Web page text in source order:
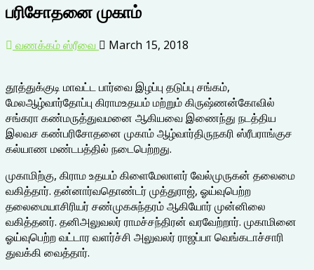
பரிசோதனை முகாம்
வணக்கம் ஸ்ரீவை March 15, 2018
தூத்துக்குடி மாவட்ட பார்வை இழப்பு தடுப்பு சங்கம்,
மேலஆழ்வார்தோப்பு கிராமஉதயம் மற்றும் கிருஷ்ணன்கோவில்
சங்கரா கண்மருத்துவமனை ஆகியவை இணைந்து நடத்திய
இலவச கண்பரிசோதனை முகாம் ஆழ்வார்திருநகரி ஸ்ரீபராங்குச
கல்யாண மண்டபத்தில் நடைபெற்றது.
முகாமிற்கு, கிராம உதயம் கிளைமேலாளர் வேல்முருகன் தலைமை
வகித்தார். தன்னார்வதொண்டர் முத்துராஜ், ஓய்வுபெற்ற
தலைமையாசிரியர் சண்முகசுந்தரம் ஆகியோர் முன்னிலை
வகித்தனர். தனிஅலுவலர் ராமச்சந்திரன் வரவேற்றார். முகாமினை
ஓய்வுபெற்ற வட்டார வளர்ச்சி அலுவலர் ராஜப்பா வெங்கடாச்சாரி
துவக்கி வைத்தார்.